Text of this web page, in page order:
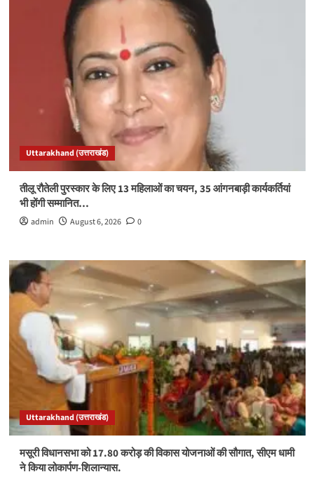
Uttarakhand (उत्तराखंड)
तीलू रौतेली पुरस्कार के लिए 13 महिलाओं का चयन, 35 आंगनबाड़ी कार्यकर्तियां
भी होंगी सम्मानित…
admin August 6, 2026 0
Uttarakhand (उत्तराखंड)
मसूरी विधानसभा को 17.80 करोड़ की विकास योजनाओं की सौगात, सीएम धामी
ने किया लोकार्पण-शिलान्यास.